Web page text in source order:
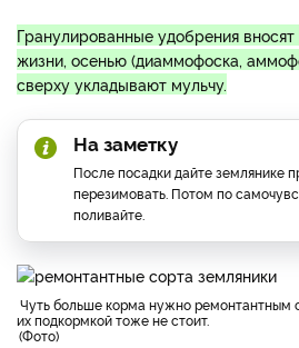
Гранулированные удобрения вносят
жизни, осенью (диаммофоска,
сверху укладывают мульчу.
На заметку
После посадки дайте землянике
перезимовать. Потом по
поливайте.
Чуть больше корма нужно ремонтантным сортам, однако увлекаться
их подкормкой тоже не стоит.
Фото